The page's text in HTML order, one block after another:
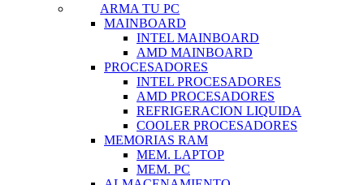
ARMA TU PC
MAINBOARD
INTEL MAINBOARD
AMD MAINBOARD
PROCESADORES
INTEL PROCESADORES
AMD PROCESADORES
REFRIGERACION LIQUIDA
COOLER PROCESADORES
MEMORIAS RAM
MEM. LAPTOP
MEM. PC